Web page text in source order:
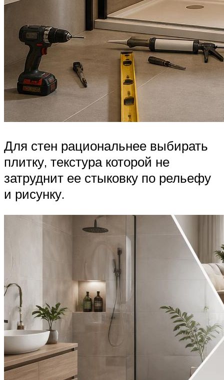
Для стен рациональнее выбирать
плитку, текстура которой не
затруднит ее стыковку по рельефу
и рисунку.